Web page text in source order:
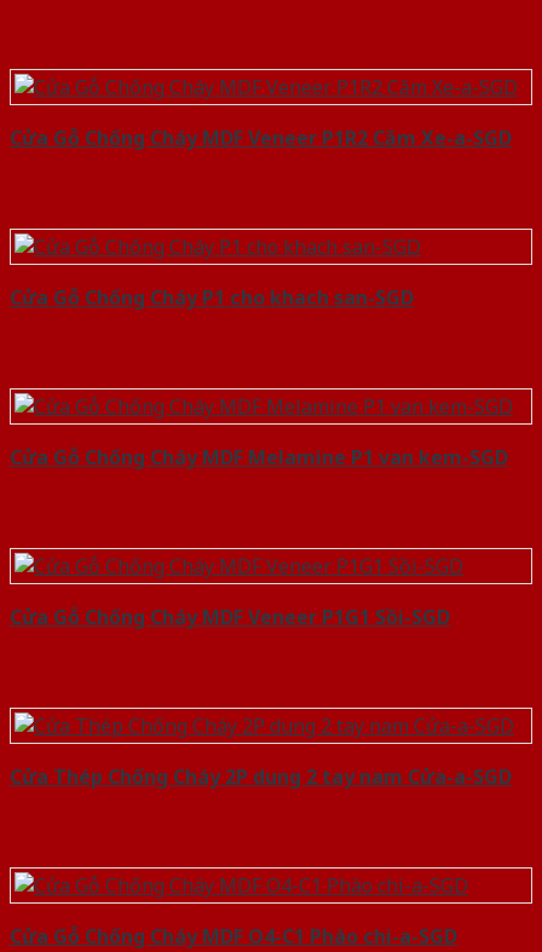
Cửa Gỗ Chống Cháy MDF Veneer P1R2 Căm Xe-a-SGD
Cửa Gỗ Chống Cháy P1 cho khach san-SGD
Cửa Gỗ Chống Cháy MDF Melamine P1 van kem-SGD
Cửa Gỗ Chống Cháy MDF Veneer P1G1 Sồi-SGD
Cửa Thép Chống Cháy 2P dung 2 tay nam Cửa-a-SGD
Cửa Gỗ Chống Cháy MDF O4-C1 Phào chi-a-SGD